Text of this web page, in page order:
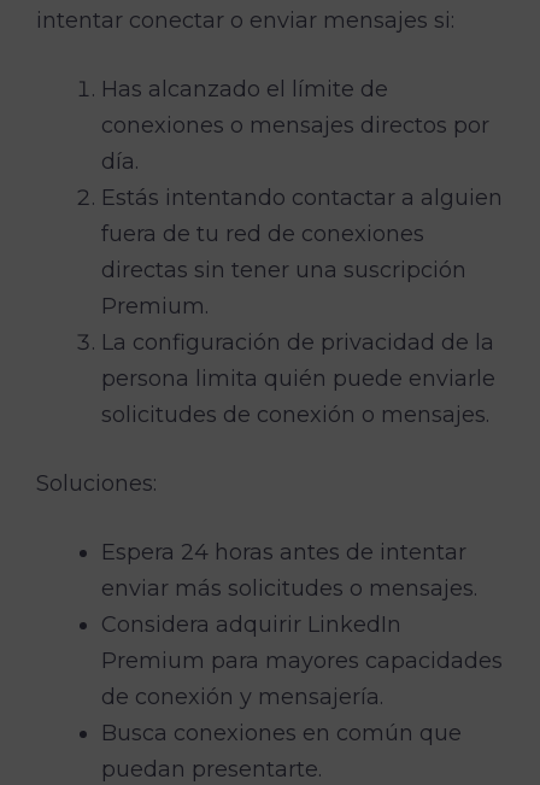
intentar conectar o enviar mensajes si:
Has alcanzado el límite de
conexiones o mensajes directos por
día.
Estás intentando contactar a alguien
fuera de tu red de conexiones
directas sin tener una suscripción
Premium.
La configuración de privacidad de la
persona limita quién puede enviarle
solicitudes de conexión o mensajes.
Soluciones:
Espera 24 horas antes de intentar
enviar más solicitudes o mensajes.
Considera adquirir LinkedIn
Premium para mayores capacidades
de conexión y mensajería.
Busca conexiones en común que
puedan presentarte.